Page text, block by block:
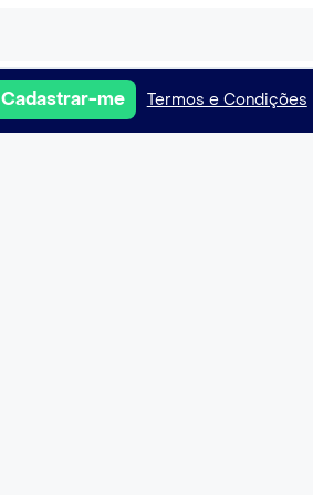
Cadastrar-me Termos e Condições